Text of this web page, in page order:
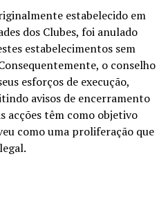
estabelecido em
dos Clubes, foi anulado
estabelecimentos sem
o conselho
esforços de execução,
avisos de encerramento
acções têm como objetivo
como uma proliferação que